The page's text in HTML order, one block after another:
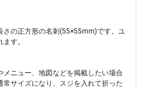
の正方形の名刺(55×55mm)です。ユ
す。
ニュー、地図などを掲載したい場合
サイズになり、スジを入れて折った